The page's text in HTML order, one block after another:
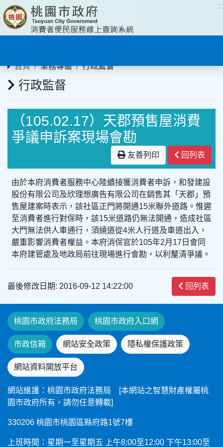
:::
首頁 業務專區 行政監督
行政監督
（105.02.17）天郡預售屋消費
爭議申訴案現場會勘
友善列印 回列表
由於本府消費者服務中心陸續接獲消費者申訴，和發建設
股份有限公司及欣理想廣告有限公司在銷售其「天郡」預
售屋建案時表示，該社區正門將開通15米聯外道路。惟遲
至消費者進行對保時，該15米道路仍無法開通，造成社區
大門無法供人車通行，須繞道從4米人行道及車道出入，
嚴重影響消費者權益。本府消保官於105年2月17日會同
本府建管處及地政局前往現場進行會勘，以利釐清爭議。
最後修改日期: 2016-09-12 14:22:00 回列表
桃園市政府法務局 桃園市政府入口網
市政信箱 網站安全政策 隱私權保護政策
網站資料開放平台
網站維護：桃園市政府法務局 [本網站之智慧財產權屬桃
園市政府所有，請勿任意轉載]
330206 桃園市桃園區縣府路1號7樓
上班時間：星期一至星期五 上午8:00至12:00 下午13:00至